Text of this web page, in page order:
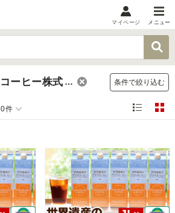
メニュー
金額で絞り込み
マイページ
ヒー株式会社 」 条件で絞り込む
件